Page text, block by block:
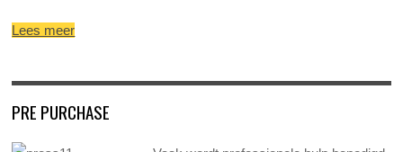
Lees meer
PRE PURCHASE